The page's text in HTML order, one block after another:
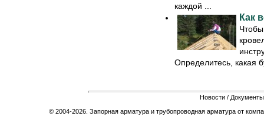
каждой ...
Как
Определитесь, какая
Новости / Документы
© 2004-2026. Запорная арматура и трубопроводная арматура от